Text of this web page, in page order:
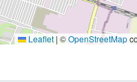
Leaflet | ©OpenStreetMap